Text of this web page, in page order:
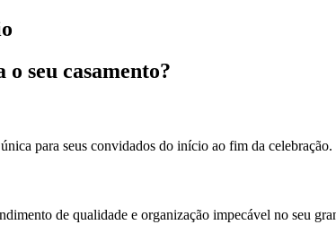
seu casamento?
para seus convidados do início ao fim da celebração.
de qualidade e organização impecável no seu